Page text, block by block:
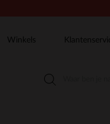
Winkels